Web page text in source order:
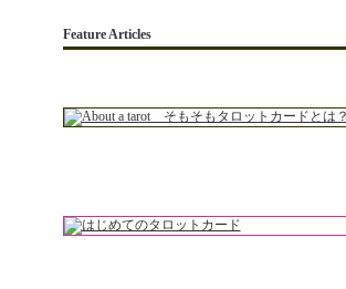
Feature Articles